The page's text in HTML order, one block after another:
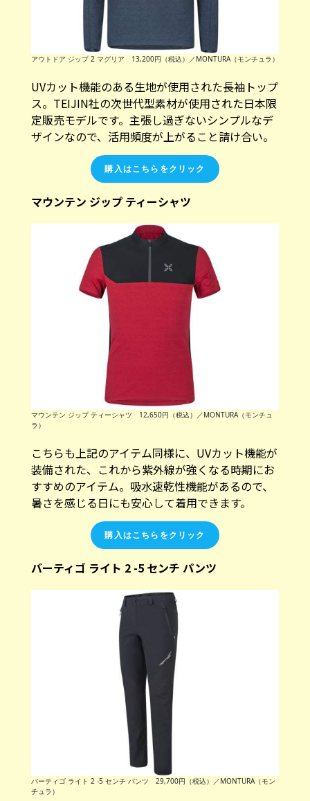
アウトドア ジップ 2 マグリア 13,200円（税込）／MONTURA（モンチュラ）
UVカット機能のある生地が使用された長袖トップ
ス。TEIJIN社の次世代型素材が使用された日本限
定販売モデルです。主張し過ぎないシンプルなデ
ザインなので、活用頻度が上がること請け合い。
購入はこちらをクリック
マウンテン ジップ ティーシャツ
マウンテン ジップ ティーシャツ 12,650円（税込）／MONTURA（モンチュ
ラ）
こちらも上記のアイテム同様に、UVカット機能が
装備された、これから紫外線が強くなる時期にお
すすめのアイテム。吸水速乾性機能があるので、
暑さを感じる日にも安心して着用できます。
購入はこちらをクリック
バーティゴ ライト 2 -5 センチ パンツ
バーティゴ ライト 2 -5 センチ パンツ 29,700円（税込）／MONTURA（モン
チュラ）